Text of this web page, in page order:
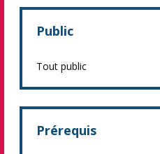
Public
Tout public
Prérequis